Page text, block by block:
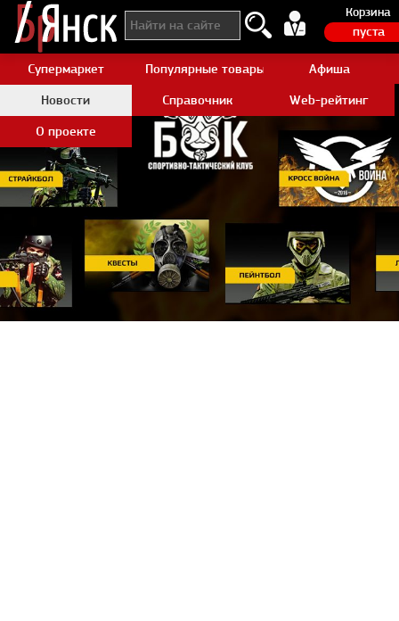
Корзина
пуста
Супермаркет Популярные товары AliexpressАфиша
Новости
Справочник
Web-рейтинг
О проекте